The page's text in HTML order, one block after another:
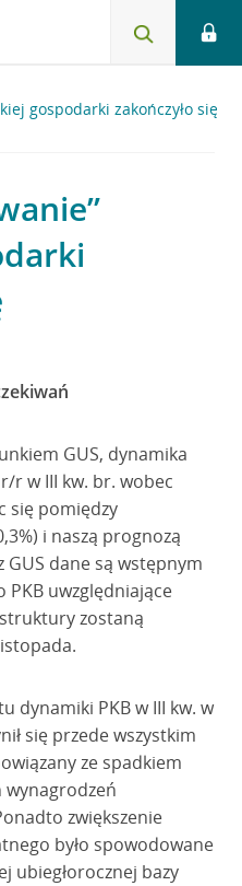
gospodarki zakończyło się
GUS, dynamika
r/r w III kw. br. wobec
się pomiędzy
i naszą prognozą
GUS dane są wstępnym
PKB uwzględniające
zostaną
dynamiki PKB w III kw. w
się przede wszystkim
ze spadkiem
zwiększenie
było spowodowane
ubiegłorocznej bazy